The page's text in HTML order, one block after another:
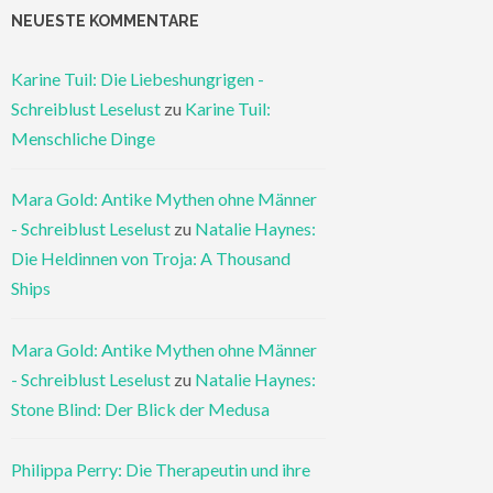
NEUESTE KOMMENTARE
Karine Tuil: Die Liebeshungrigen -
Schreiblust Leselust zu Karine Tuil:
Menschliche Dinge
Mara Gold: Antike Mythen ohne Männer
- Schreiblust Leselust zu Natalie Haynes:
Die Heldinnen von Troja: A Thousand
Ships
Mara Gold: Antike Mythen ohne Männer
- Schreiblust Leselust zu Natalie Haynes:
Stone Blind: Der Blick der Medusa
Philippa Perry: Die Therapeutin und ihre